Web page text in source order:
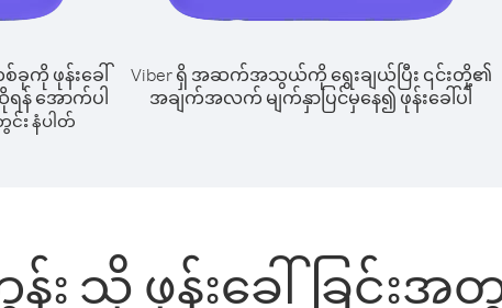
ခုကို ဖုန်းခေါ်
ရန် အောက်ပါ
း နံပါတ်
Viber ရှိ အဆက်အသွယ်ကို ရွေးချယ်ပြီး ၎င်းတို့၏
အချက်အလက် မျက်နှာပြင်မှနေ၍ ဖုန်းခေါ်ပါ
န်း သို့ ဖုန်းခေါ်ခြင်း